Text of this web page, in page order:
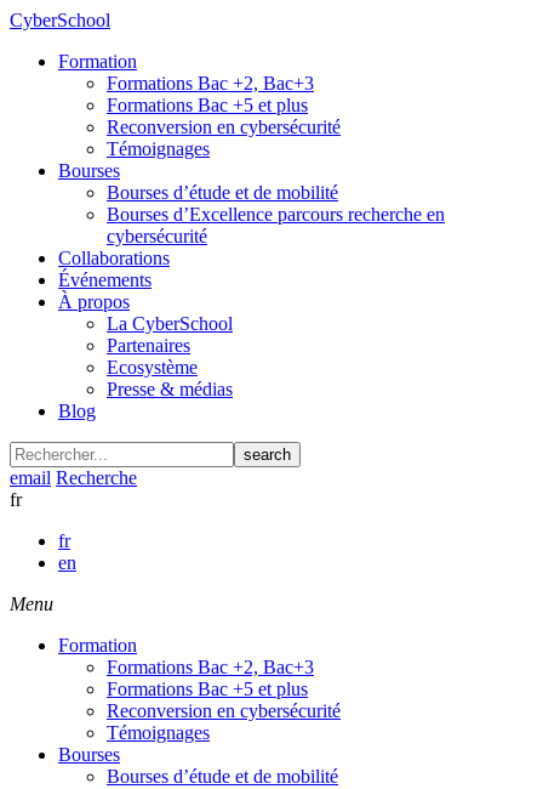
CyberSchool
Formation
Formations Bac +2, Bac+3
Formations Bac +5 et plus
Reconversion en cybersécurité
Témoignages
Bourses
Bourses d’étude et de mobilité
Bourses d’Excellence parcours recherche en
cybersécurité
Collaborations
Événements
À propos
La CyberSchool
Partenaires
Ecosystème
Presse & médias
Blog
search
email Recherche
fr
fr
en
Menu
Formation
Formations Bac +2, Bac+3
Formations Bac +5 et plus
Reconversion en cybersécurité
Témoignages
Bourses
Bourses d’étude et de mobilité